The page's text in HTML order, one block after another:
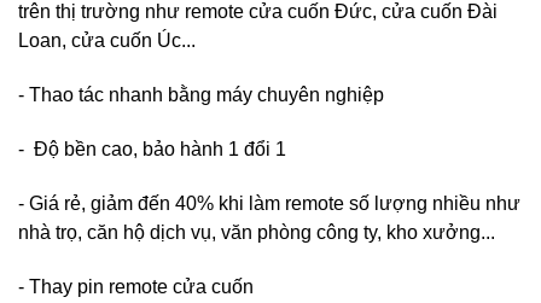
trên thị trường như remote cửa cuốn Đức, cửa cuốn Đài
Loan, cửa cuốn Úc...
- Thao tác nhanh bằng máy chuyên nghiệp
- Độ bền cao, bảo hành 1 đổi 1
- Giá rẻ, giảm đến 40% khi làm remote số lượng nhiều như
nhà trọ, căn hộ dịch vụ, văn phòng công ty, kho xưởng...
- Thay pin remote cửa cuốn